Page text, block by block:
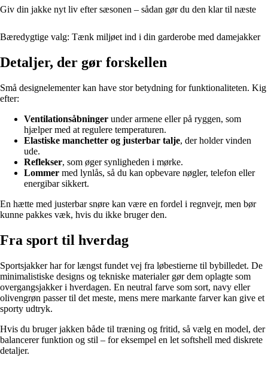
Giv din jakke nyt liv efter sæsonen – sådan gør du den klar til næste
Bæredygtige valg: Tænk miljøet ind i din garderobe med damejakker
Detaljer, der gør forskellen
Små designelementer kan have stor betydning for funktionaliteten. Kig
efter:
Ventilationsåbninger under armene eller på ryggen, som
hjælper med at regulere temperaturen.
Elastiske manchetter og justerbar talje, der holder vinden
ude.
Reflekser, som øger synligheden i mørke.
Lommer med lynlås, så du kan opbevare nøgler, telefon eller
energibar sikkert.
En hætte med justerbar snøre kan være en fordel i regnvejr, men bør
kunne pakkes væk, hvis du ikke bruger den.
Fra sport til hverdag
Sportsjakker har for længst fundet vej fra løbestierne til bybilledet. De
minimalistiske designs og tekniske materialer gør dem oplagte som
overgangsjakker i hverdagen. En neutral farve som sort, navy eller
olivengrøn passer til det meste, mens mere markante farver kan give et
sporty udtryk.
Hvis du bruger jakken både til træning og fritid, så vælg en model, der
balancerer funktion og stil – for eksempel en let softshell med diskrete
detaljer.